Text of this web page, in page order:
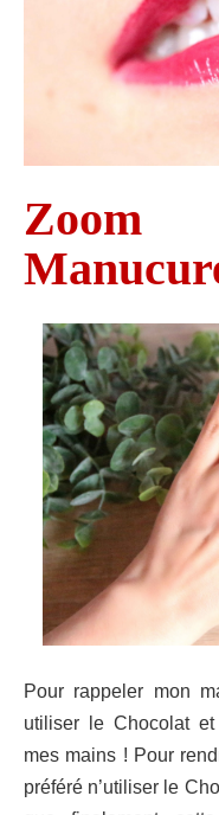
Pour rappeler mon
utiliser le Chocolat
mes mains ! Pour
préféré n’utiliser le